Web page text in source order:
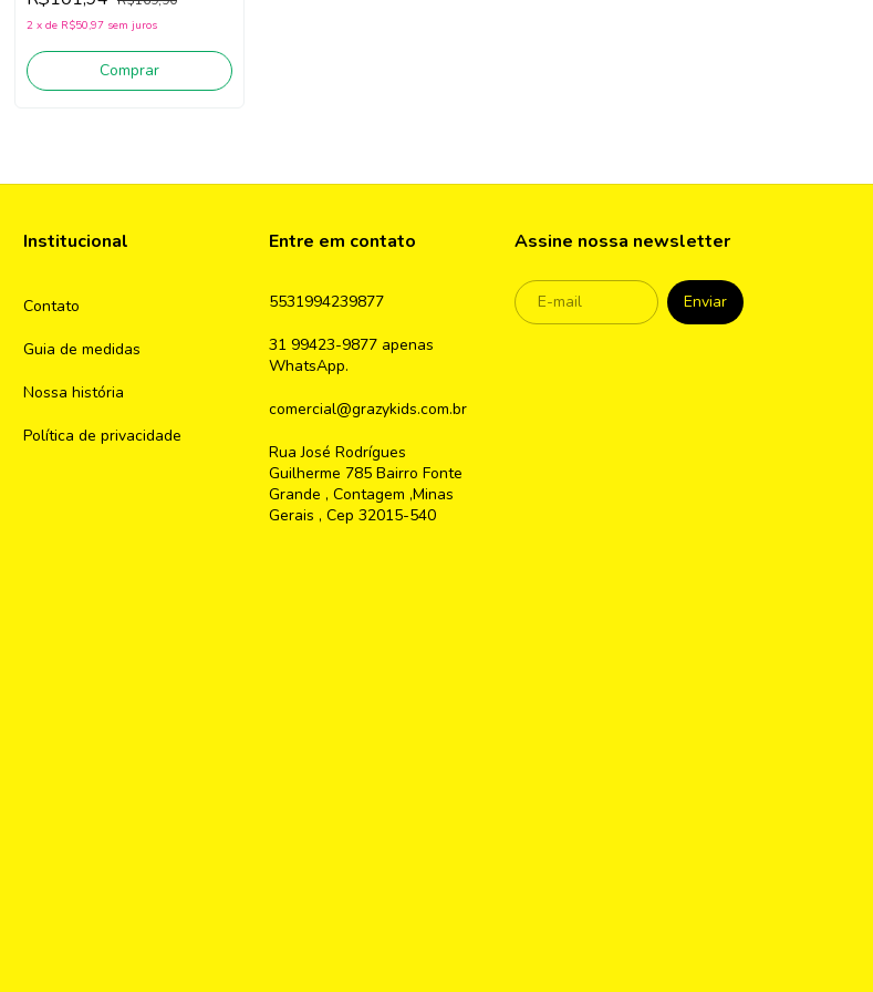
2 x de R$50,97 sem juros
Comprar
Institucional
Contato
Guia de medidas
Nossa história
Política de privacidade
Entre em contato
5531994239877
31 99423-9877 apenas
WhatsApp.
comercial@grazykids.com.br
Rua José Rodrígues
Guilherme 785 Bairro Fonte
Grande , Contagem ,Minas
Gerais , Cep 32015-540
Assine nossa newsletter